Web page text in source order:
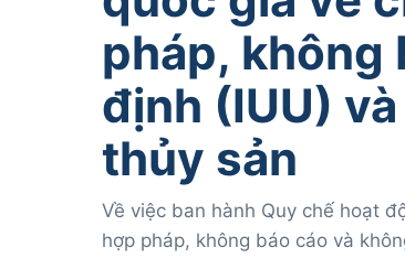
pháp, không
định (IUU)
thủy sản
Về việc ban hành Quy chế hoạt
hợp pháp, không báo cáo và